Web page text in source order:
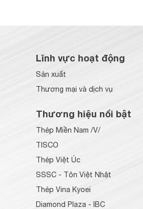
Lĩnh vực hoạt động
Sản xuất
Thương mại và dịch vụ
Thương hiệu nổi bật
Thép Miền Nam /V/
TISCO
Thép Việt Úc
SSSC - Tôn Việt Nhật
Thép Vina Kyoei
Diamond Plaza - IBC